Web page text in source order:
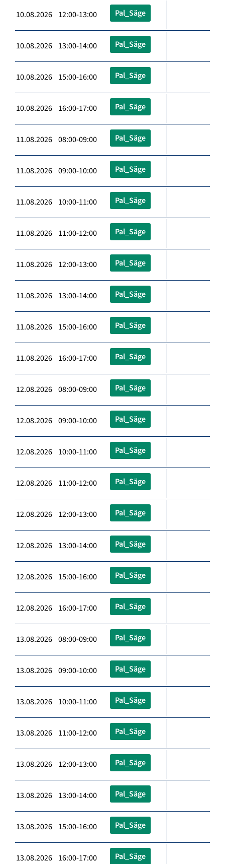
10.08.2026 12:00-13:00 Pal_Säge
10.08.2026 13:00-14:00 Pal_Säge
10.08.2026 15:00-16:00 Pal_Säge
10.08.2026 16:00-17:00 Pal_Säge
11.08.2026 08:00-09:00 Pal_Säge
11.08.2026 09:00-10:00 Pal_Säge
11.08.2026 10:00-11:00 Pal_Säge
11.08.2026 11:00-12:00 Pal_Säge
11.08.2026 12:00-13:00 Pal_Säge
11.08.2026 13:00-14:00 Pal_Säge
11.08.2026 15:00-16:00 Pal_Säge
11.08.2026 16:00-17:00 Pal_Säge
12.08.2026 08:00-09:00 Pal_Säge
12.08.2026 09:00-10:00 Pal_Säge
12.08.2026 10:00-11:00 Pal_Säge
12.08.2026 11:00-12:00 Pal_Säge
12.08.2026 12:00-13:00 Pal_Säge
12.08.2026 13:00-14:00 Pal_Säge
12.08.2026 15:00-16:00 Pal_Säge
12.08.2026 16:00-17:00 Pal_Säge
13.08.2026 08:00-09:00 Pal_Säge
13.08.2026 09:00-10:00 Pal_Säge
13.08.2026 10:00-11:00 Pal_Säge
13.08.2026 11:00-12:00 Pal_Säge
13.08.2026 12:00-13:00 Pal_Säge
13.08.2026 13:00-14:00 Pal_Säge
13.08.2026 15:00-16:00 Pal_Säge
13.08.2026 16:00-17:00 Pal_Säge